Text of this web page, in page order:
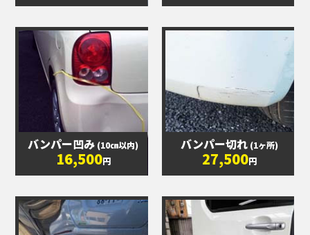
バンパー凹み (10㎝以内)
16,500円
バンパー切れ (1ヶ所)
27,500円